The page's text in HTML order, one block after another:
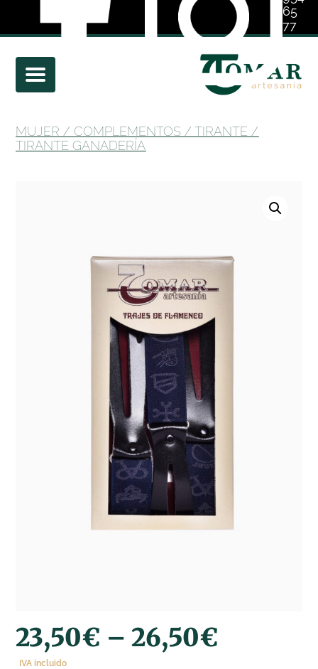
65
77
01
MUJER /COMPLEMENTOS /TIRANTE /
TIRANTE GANADERÍA
23,50€ –26,50€
IVA incluido